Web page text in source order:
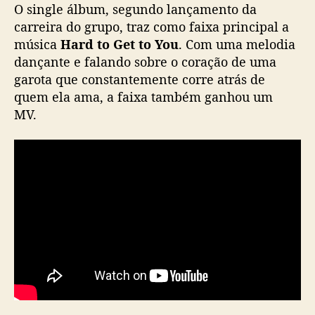
l
e
á
l
b
u
M
O single álbum, segundo lançamento da
carreira do grupo, traz como faixa principal a
música Hard to Get to You. Com uma melodia
dançante e falando sobre o coração de uma
garota que constantemente corre atrás de
quem ela ama, a faixa também ganhou um
MV.